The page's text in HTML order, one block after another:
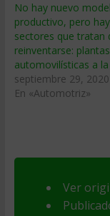
No hay nuevo
productivo, pero hay
sectores que tratan
reinventarse: plantas
automovilísticas a
septiembre 29, 2020
En «Automotriz»
Ver